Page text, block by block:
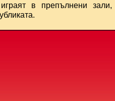
в препълнени